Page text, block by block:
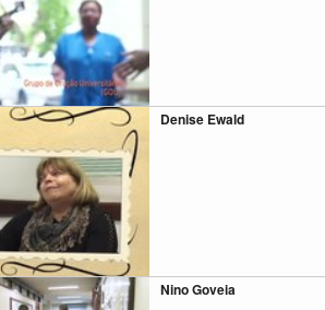
Denise Ewald
Nino Goveia